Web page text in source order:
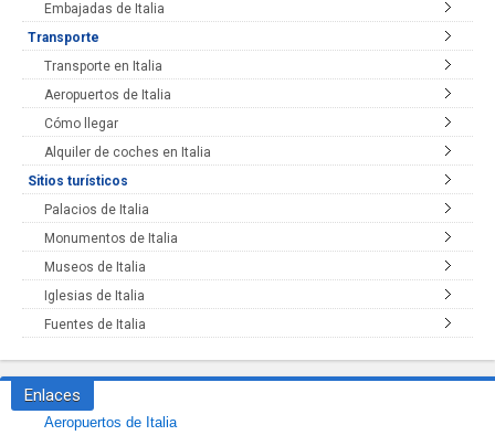
Embajadas de Italia
Transporte
Transporte en Italia
Aeropuertos de Italia
Cómo llegar
Alquiler de coches en Italia
Sitios turísticos
Palacios de Italia
Monumentos de Italia
Museos de Italia
Iglesias de Italia
Fuentes de Italia
Enlaces
Aeropuertos de Italia